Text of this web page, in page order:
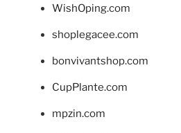
WishOping.com
shoplegacee.com
bonvivantshop.com
CupPlante.com
mpzin.com